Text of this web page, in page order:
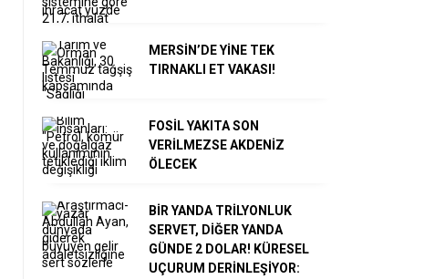
MERSİN’DE YİNE TEK
TIRNAKLI ET VAKASI!
FOSİL YAKITA SON
VERİLMEZSE AKDENİZ
ÖLECEK
BİR YANDA TRİLYONLUK
SERVET, DİĞER YANDA
GÜNDE 2 DOLAR! KÜRESEL
UÇURUM DERİNLEŞİYOR: